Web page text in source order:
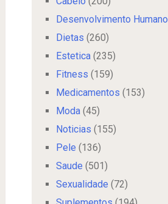
Desenvolvimento Humano
Dietas (260)
Estetica(235)
Fitness (159)
Medicamentos (153)
Moda(45)
Noticias (155)
Pele (136)
Saude (501)
Sexualidade (72)